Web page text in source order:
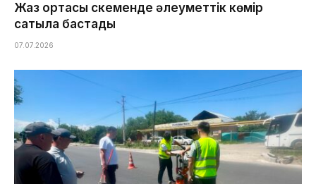
Жаз ортасы Өскеменде әлеуметтік көмір
сатыла бастады
07.07.2026